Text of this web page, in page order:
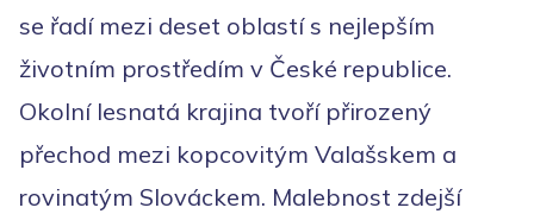
se řadí mezi deset oblastí s nejlepším
životním prostředím v České republice.
Okolní lesnatá krajina tvoří přirozený
přechod mezi kopcovitým Valašskem a
rovinatým Slováckem. Malebnost zdejší